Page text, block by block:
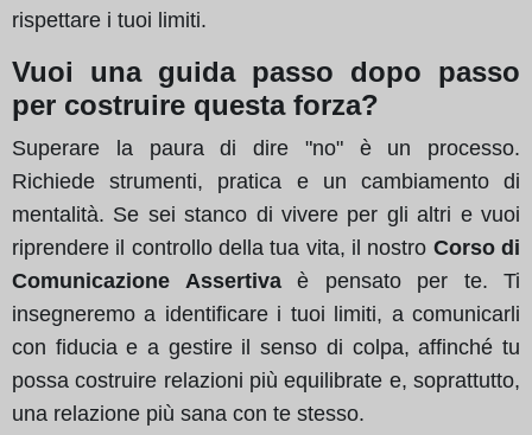
rispettare i tuoi limiti.
Vuoi una guida passo dopo passo
per costruire questa forza?
Superare la paura di dire "no" è un processo.
Richiede strumenti, pratica e un cambiamento di
mentalità. Se sei stanco di vivere per gli altri e vuoi
riprendere il controllo della tua vita, il nostro Corso di
Comunicazione Assertivaè pensato per te. Ti
insegneremo a identificare i tuoi limiti, a comunicarli
con fiducia e a gestire il senso di colpa, affinché tu
possa costruire relazioni più equilibrate e, soprattutto,
una relazione più sana con te stesso.